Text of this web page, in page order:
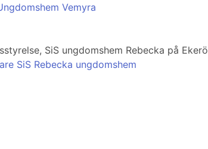
Vemyra
SiS ungdomshem Rebecka på Ekerö
SiS Rebecka ungdomshem